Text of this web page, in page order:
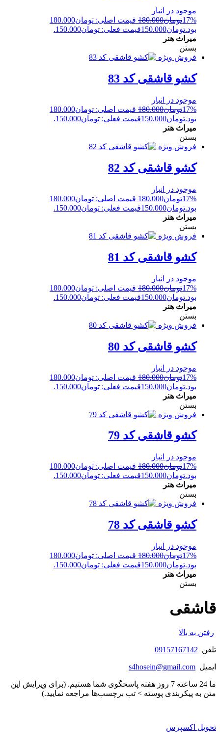
موجود در انبار
17%تومان180.000
قیمت اصلی: تومان180.000
بود.تومان150.000قیمت فعلی: تومان150.000.
میراث هنر
بستن
فروش ویژه
کشو قاشقی کد 83
موجود در انبار
17%تومان180.000
قیمت اصلی: تومان180.000
بود.تومان150.000قیمت فعلی: تومان150.000.
میراث هنر
بستن
فروش ویژه
کشو قاشقی کد 82
موجود در انبار
17%تومان180.000
قیمت اصلی: تومان180.000
بود.تومان150.000قیمت فعلی: تومان150.000.
میراث هنر
بستن
فروش ویژه
کشو قاشقی کد 81
موجود در انبار
17%تومان180.000
قیمت اصلی: تومان180.000
بود.تومان150.000قیمت فعلی: تومان150.000.
میراث هنر
بستن
فروش ویژه
کشو قاشقی کد 80
موجود در انبار
17%تومان180.000
قیمت اصلی: تومان180.000
بود.تومان150.000قیمت فعلی: تومان150.000.
میراث هنر
بستن
فروش ویژه
کشو قاشقی کد 79
موجود در انبار
17%تومان180.000
قیمت اصلی: تومان180.000
بود.تومان150.000قیمت فعلی: تومان150.000.
میراث هنر
بستن
فروش ویژه
کشو قاشقی کد 78
موجود در انبار
17%تومان180.000
قیمت اصلی: تومان180.000
بود.تومان150.000قیمت فعلی: تومان150.000.
میراث هنر
بستن
قاشقی
رفتن به بالا
تلفن 09157167142
ایمیل s4hosein@gmail.com
ما 24 ساعته 7 روز هفته پاسخگوی شما هستیم. (برای ویرایش این
متن به پیکربندی پوسته > تب برچسب‌ها مراجعه نمایید.)
تحویل اکسپرس